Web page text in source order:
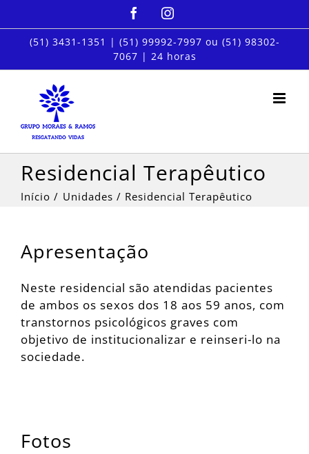
para
Facebook
(51) 3431-1351 | (51) 99992-7997 ou (51) 98302-
7067 | 24 horas
Residencial Terapêutico
Início Unidades Residencial Terapêutico
Apresentação
Neste residencial são atendidas pacientes
de ambos os sexos dos 18 aos 59 anos, com
transtornos psicológicos graves com
objetivo de institucionalizar e reinseri-lo na
sociedade.
Fotos